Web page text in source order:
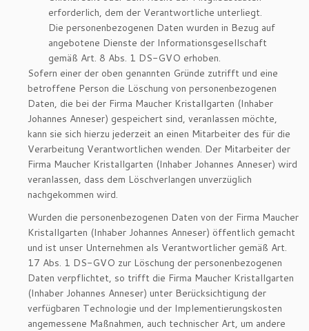
erforderlich, dem der Verantwortliche unterliegt.
Die personenbezogenen Daten wurden in Bezug auf
angebotene Dienste der Informationsgesellschaft
gemäß Art. 8 Abs. 1 DS-GVO erhoben.
Sofern einer der oben genannten Gründe zutrifft und eine
betroffene Person die Löschung von personenbezogenen
Daten, die bei der Firma Maucher Kristallgarten (Inhaber
Johannes Anneser) gespeichert sind, veranlassen möchte,
kann sie sich hierzu jederzeit an einen Mitarbeiter des für die
Verarbeitung Verantwortlichen wenden. Der Mitarbeiter der
Firma Maucher Kristallgarten (Inhaber Johannes Anneser) wird
veranlassen, dass dem Löschverlangen unverzüglich
nachgekommen wird.
Wurden die personenbezogenen Daten von der Firma Maucher
Kristallgarten (Inhaber Johannes Anneser) öffentlich gemacht
und ist unser Unternehmen als Verantwortlicher gemäß Art.
17 Abs. 1 DS-GVO zur Löschung der personenbezogenen
Daten verpflichtet, so trifft die Firma Maucher Kristallgarten
(Inhaber Johannes Anneser) unter Berücksichtigung der
verfügbaren Technologie und der Implementierungskosten
angemessene Maßnahmen, auch technischer Art, um andere